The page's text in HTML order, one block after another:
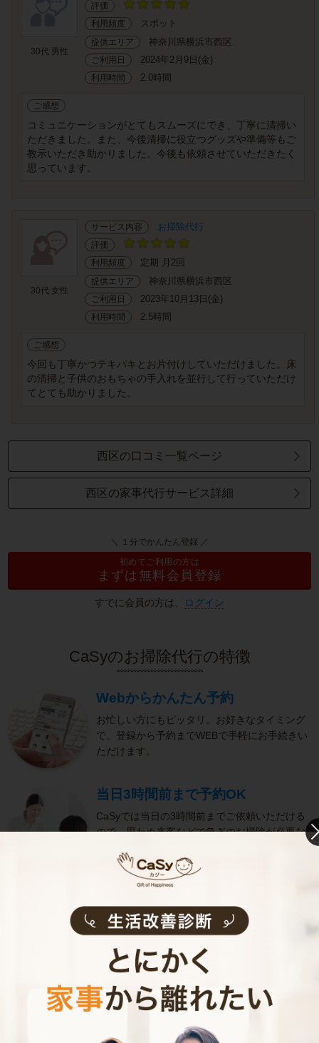
30代 男性
評価
利用頻度
スポット
提供エリア 神奈川県横浜市西区
ご利用日 2024年2月9日(金)
利用時間 2.0時間
ご感想
コミュニケーションがとてもスムーズにでき、丁寧に清掃い
ただきました。また、今後清掃に役立つグッズや準備等もご
教示いただき助かりました。今後も依頼させていただきたく
思っています。
30代 女性
サービス内容 お掃除代行
評価
利用頻度
定期 月2回
提供エリア 神奈川県横浜市西区
ご利用日 2023年10月13日(金)
利用時間 2.5時間
ご感想
今回も丁寧かつテキパキとお片付けしていただけました。床
の清掃と子供のおもちゃの手入れを並行して行っていただけ
てとても助かりました。
西区の口コミ一覧ページ
西区の家事代行サービス詳細
＼ １分でかんたん登録 ／
初めてご利用の方は
まずは無料会員登録
すでに会員の方は、 ログイン
CaSyのお掃除代行の特徴
Webからかんたん予約
お忙しい方にもピッタリ。お好きなタイミング
で、登録から予約までWEBで手軽にお手続きい
ただけます。
当日3時間前まで予約OK
CaSyでは当日の3時間前までご依頼いただける
ので、思わぬ来客などで急ぎのお掃除が必要な
きめ細やかなサービス
選考をクリアし、研修を修了したキャストがサ
ービスを実施。お客様のご要望に沿ったきめ細
ます。
お掃除代行のサービス内容